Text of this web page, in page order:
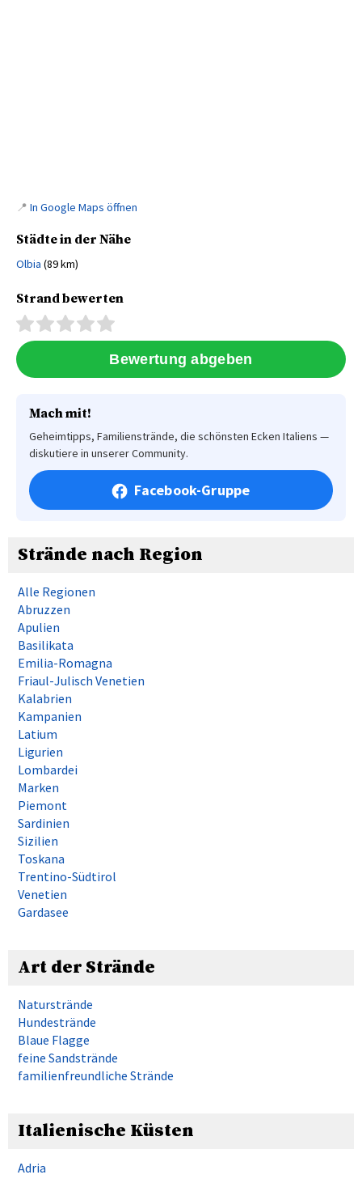
📍 In Google Maps öffnen
Städte in der Nähe
Olbia (89 km)
Strand bewerten
Mach mit!
Geheimtipps, Familienstrände, die schönsten Ecken Italiens —
diskutiere in unserer Community.
Facebook-Gruppe
Strände nach Region
Alle Regionen
Abruzzen
Apulien
Basilikata
Emilia-Romagna
Friaul-Julisch Venetien
Kalabrien
Kampanien
Latium
Ligurien
Lombardei
Marken
Piemont
Sardinien
Sizilien
Toskana
Trentino-Südtirol
Venetien
Gardasee
Art der Strände
Naturstrände
Hundestrände
Blaue Flagge
feine Sandstrände
familienfreundliche Strände
Italienische Küsten
Adria